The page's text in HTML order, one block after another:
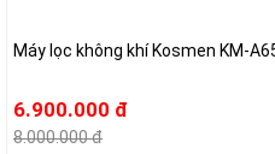
Máy lọc không khí Kosmen KM-
6.900.000 đ
8.000.000 đ